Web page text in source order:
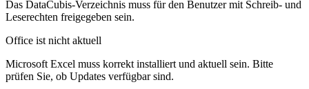
Das DataCubis-Verzeichnis muss für den Benutzer mit Schreib- und
Leserechten freigegeben sein.
Office ist nicht aktuell
Microsoft Excel muss korrekt installiert und aktuell sein. Bitte
prüfen Sie, ob Updates verfügbar sind.